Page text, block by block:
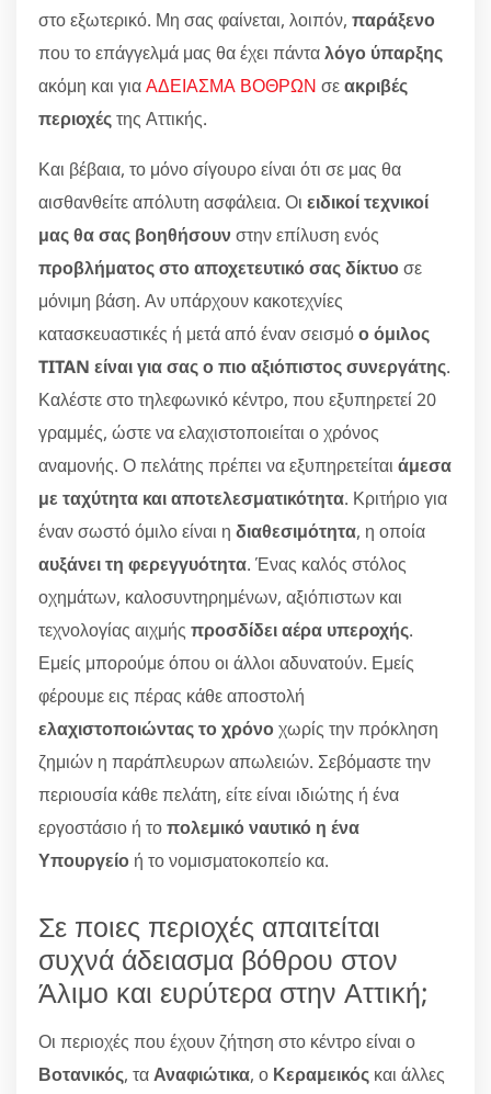
στο εξωτερικό. Μη σας φαίνεται, λοιπόν, παράξενο
που το επάγγελμά μας θα έχει πάνταλόγο ύπαρξης
ακόμη και γιαΑΔΕΙΑΣΜΑ ΒΟΘΡΩΝ σεακριβές
περιοχέςτης Αττικής.
Και βέβαια, το μόνο σίγουρο είναι ότι σε μας θα
αισθανθείτε απόλυτη ασφάλεια. Οι ειδικοί τεχνικοί
μας θα σας βοηθήσουνστην επίλυση ενός
προβλήματος στο αποχετευτικό σας δίκτυοσε
μόνιμη βάση. Αν υπάρχουν κακοτεχνίες
κατασκευαστικές ή μετά από έναν σεισμόο όμιλος
TITAN είναι για σας ο πιο αξιόπιστος συνεργάτης.
Καλέστε στο τηλεφωνικό κέντρο, που εξυπηρετεί 20
γραμμές, ώστε να ελαχιστοποιείται ο χρόνος
αναμονής. Ο πελάτης πρέπει να εξυπηρετείται άμεσα
με ταχύτητα και αποτελεσματικότητα. Κριτήριο για
έναν σωστό όμιλο είναι η διαθεσιμότητα, η οποία
αυξάνει τη φερεγγυότητα. Ένας καλός στόλος
οχημάτων, καλοσυντηρημένων, αξιόπιστων και
τεχνολογίας αιχμής προσδίδει αέρα υπεροχής.
Εμείς μπορούμε όπου οι άλλοι αδυνατούν. Εμείς
φέρουμε εις πέρας κάθε αποστολή
ελαχιστοποιώντας το χρόνοχωρίς την πρόκληση
ζημιών η παράπλευρων απωλειών. Σεβόμαστε την
περιουσία κάθε πελάτη, είτε είναι ιδιώτης ή ένα
εργοστάσιο ή τοπολεμικό ναυτικό η ένα
Υπουργείο ή το νομισματοκοπείο κα.
Σε ποιες περιοχές απαιτείται
συχνά άδειασμα βόθρου στον
Άλιμο και ευρύτερα στην Αττική;
Οι περιοχές που έχουν ζήτηση στο κέντρο είναι ο
Βοτανικός, ταΑναφιώτικα, ο Κεραμεικός και άλλες